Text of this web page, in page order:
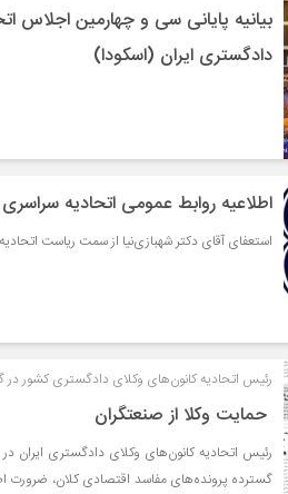
بیانیه پایانی سی و چهارمین اجلاس
دادگستری ایران (اسکودا)
اطلاعیه روابط عمومی اتحادیه
استعفای آقای دکتر شهبازی‌نیا از سمت ریاست
رئیس اتحادیه کانون‌های وکلای دادگستری کشور
حمایت وکلا از صنعتگران
رئیس اتحادیه کانون‌های وکلای دادگستری ایران
گسترده پرونده‌های مفاسد اقتصادی کلان، ضرورت